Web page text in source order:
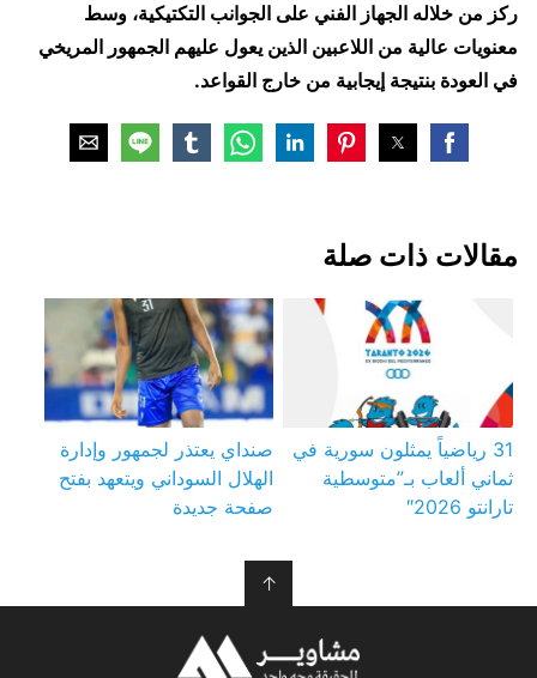
ركز من خلاله الجهاز الفني على الجوانب التكتيكية، وسط
معنويات عالية من اللاعبين الذين يعول عليهم الجمهور المريخي
في العودة بنتيجة إيجابية من خارج القواعد.
مقالات ذات صلة
31 رياضياً يمثلون سورية في
ثماني ألعاب بـ”متوسطية
تارانتو 2026″
صنداي يعتذر لجمهور وإدارة
الهلال السوداني ويتعهد بفتح
صفحة جديدة
↑